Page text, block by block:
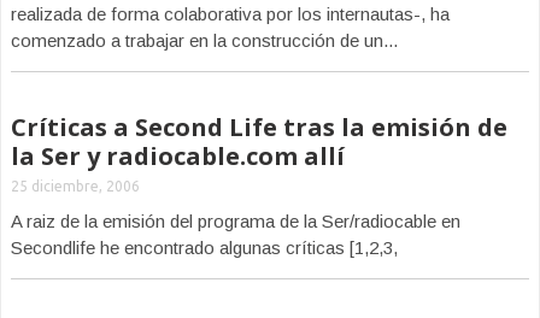
realizada de forma colaborativa por los internautas-, ha
comenzado a trabajar en la construcción de un...
Críticas a Second Life tras la emisión de
la Ser y radiocable.com allí
25 diciembre, 2006
A raiz de la emisión del programa de la Ser/radiocable en
Secondlife he encontrado algunas críticas [1,2,3,